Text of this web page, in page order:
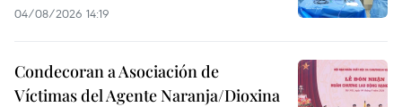
04/08/2026 14:19
Condecoran a Asociación de
Víctimas del Agente Naranja/Dioxina